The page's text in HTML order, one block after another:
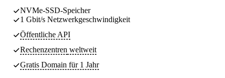
NVMe-SSD-Speicher
1 Gbit/s Netzwerkgeschwindigkeit
Öffentliche API
Rechenzentren weltweit
Gratis Domain für 1 Jahr